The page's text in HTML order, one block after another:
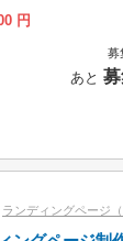
円
募
あと
ランディングページ